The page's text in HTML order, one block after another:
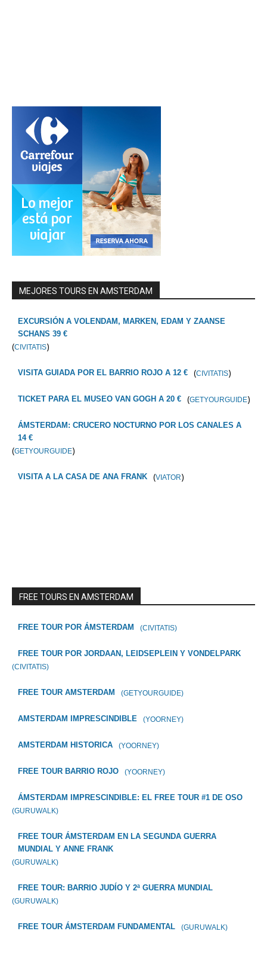
MEJORES TOURS EN AMSTERDAM
EXCURSIÓN A VOLENDAM, MARKEN, EDAM Y ZAANSE
SCHANS 39 €
(CIVITATIS)
VISITA GUIADA POR EL BARRIO ROJO A 12 € (CIVITATIS)
TICKET PARA EL MUSEO VAN GOGH A 20 € (GETYOURGUIDE)
ÁMSTERDAM: CRUCERO NOCTURNO POR LOS CANALES A
14 €
(GETYOURGUIDE)
VISITA A LA CASA DE ANA FRANK (VIATOR)
FREE TOURS EN AMSTERDAM
FREE TOUR POR ÁMSTERDAM (CIVITATIS)
FREE TOUR POR JORDAAN, LEIDSEPLEIN Y VONDELPARK
(CIVITATIS)
FREE TOUR AMSTERDAM (GETYOURGUIDE)
AMSTERDAM IMPRESCINDIBLE (YOORNEY)
AMSTERDAM HISTORICA (YOORNEY)
FREE TOUR BARRIO ROJO (YOORNEY)
ÁMSTERDAM IMPRESCINDIBLE: EL FREE TOUR #1 DE OSO
(GURUWALK)
FREE TOUR ÁMSTERDAM EN LA SEGUNDA GUERRA
MUNDIAL Y ANNE FRANK
(GURUWALK)
FREE TOUR: BARRIO JUDÍO Y 2ª GUERRA MUNDIAL
(GURUWALK)
FREE TOUR ÁMSTERDAM FUNDAMENTAL (GURUWALK)